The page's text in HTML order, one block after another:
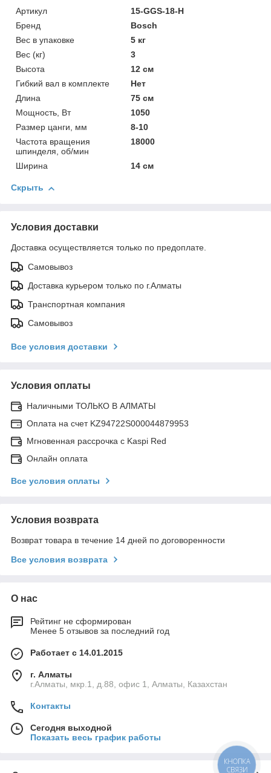
Артикул
15-GGS-18-H
Бренд
Bosch
Вес в упаковке
5 кг
Вес (кг)
3
Высота
12 см
Гибкий вал в комплекте
Нет
Длина
75 см
Мощность, Вт
1050
Размер цанги, мм
8-10
Частота вращения
шпинделя, об/мин
18000
Ширина 14 см
Скрыть
Условия доставки
Доставка осуществляется только по предоплате.
Самовывоз
Доставка курьером только по г.Алматы
Транспортная компания
Самовывоз
Все условия доставки
Условия оплаты
Наличными ТОЛЬКО В АЛМАТЫ
Оплата на счет KZ94722S000044879953
Мгновенная рассрочка с Kaspi Red
Онлайн оплата
Все условия оплаты
Условия возврата
Возврат товара в течение 14 дней по договоренности
Все условия возврата
О нас
Рейтинг не сформирован
Менее 5 отзывов за последний год
Работает с 14.01.2015
г. Алматы
г.Алматы, мкр.1, д.88, офис 1, Алматы, Казахстан
Контакты
Сегодня выходной
Показать весь график работы
КНОПКА
СВЯЗИ